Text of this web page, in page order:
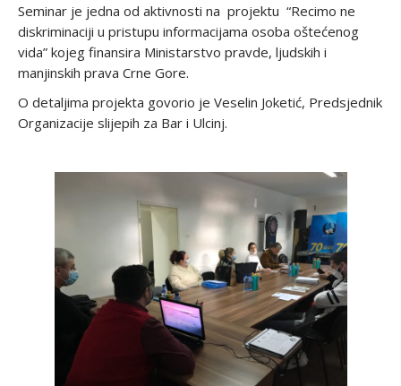
Seminar je jedna od aktivnosti na projektu “Recimo ne
diskriminaciji u pristupu informacijama osoba oštećenog
vida” kojeg finansira Ministarstvo pravde, ljudskih i
manjinskih prava Crne Gore.
O detaljima projekta govorio je Veselin Joketić, Predsjednik
Organizacije slijepih za Bar i Ulcinj.